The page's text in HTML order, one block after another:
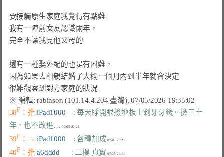
要接觸原生家庭我覺得有點難
我有一陣前女友認識兩年，
完全不讓我見他父母的
還有一種娶外配的也是有困難，
因為如果去相親結婚了大概一個月內到半年就會決定
38F ：推 iPad1000 : 每天睜開眼撿地板上剃牙牙籤。撿三十
年，也不改進…
39F ：→ iPad1000 : 各種加成
40F ：推 a6dddd : 二樓 真實